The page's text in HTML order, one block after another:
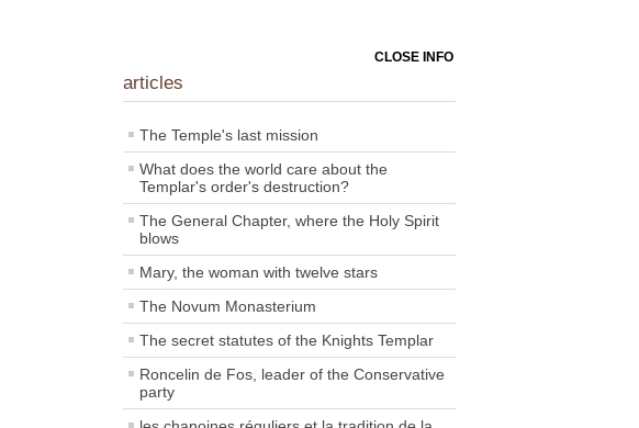
CLOSE INFO
articles
The Temple's last mission
What does the world care about the
Templar's order's destruction?
The General Chapter, where the Holy Spirit
blows
Mary, the woman with twelve stars
The Novum Monasterium
The secret statutes of the Knights Templar
Roncelin de Fos, leader of the Conservative
party